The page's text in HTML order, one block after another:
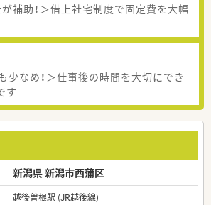
補助！＞借上社宅制度で固定費を大幅
少なめ！＞仕事後の時間を大切にでき
す
新潟県 新潟市西蒲区
越後曽根駅 (JR越後線)